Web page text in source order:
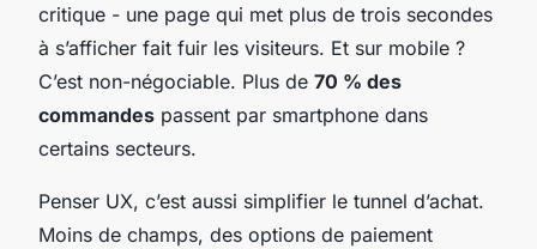
critique - une page qui met plus de trois secondes
à s’afficher fait fuir les visiteurs. Et sur mobile ?
C’est non-négociable. Plus de 70 % des
commandes passent par smartphone dans
certains secteurs.
Penser UX, c’est aussi simplifier le tunnel d’achat.
Moins de champs, des options de paiement